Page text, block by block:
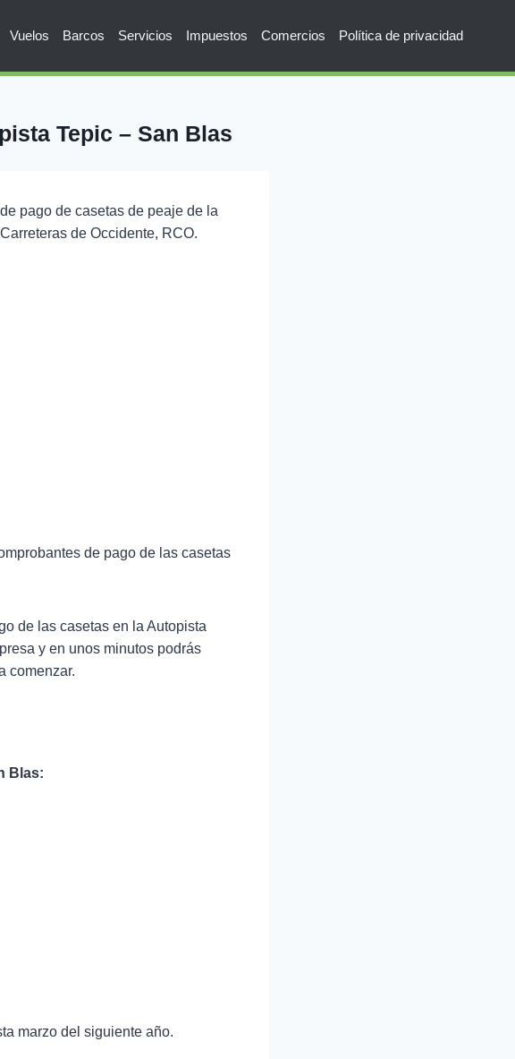
Vuelos Barcos Servicios Impuestos Comercios Política de privacidad
Tepic – San Blas
pago de casetas de peaje de la
de Occidente, RCO.
de pago de las casetas
de las casetas en la Autopista
y en unos minutos podrás
comenzar.
Blas:
marzo del siguiente año.